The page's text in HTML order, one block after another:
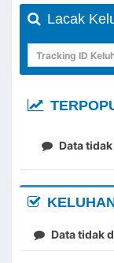
Lacak
Data
Data tidak